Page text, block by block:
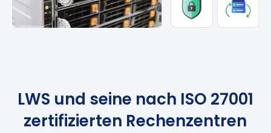
LWS und seine nach ISO 27001
zertifizierten Rechenzentren